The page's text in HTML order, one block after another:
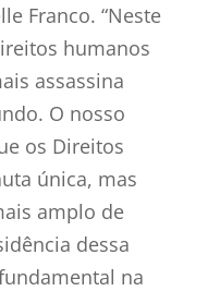
Franco. “Neste
humanos
assassina
O nosso
os Direitos
única, mas
amplo de
dessa
na